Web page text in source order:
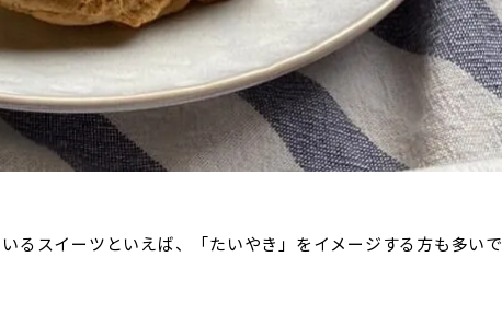
るスイーツといえば、「たいやき」をイメージする方も多いで